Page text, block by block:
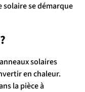
se démarque
solaires
en chaleur.
la pièce à